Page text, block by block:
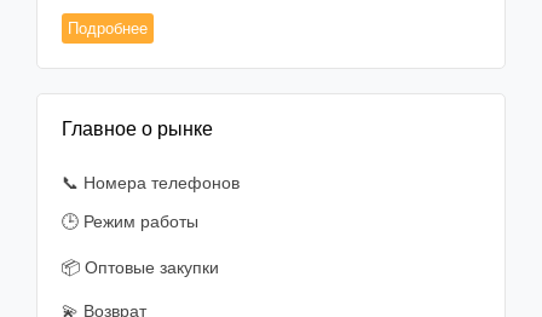
Подробнее
Главное о рынке
📞 Номера телефонов
🕒 Режим работы
📦 Оптовые закупки
💫 Возврат